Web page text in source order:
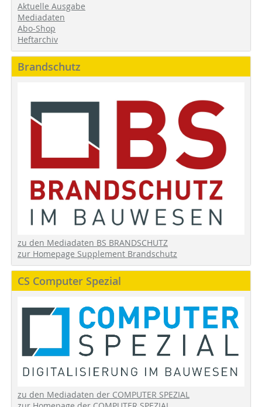
Aktuelle Ausgabe
Mediadaten
Abo-Shop
Heftarchiv
Brandschutz
zu den Mediadaten BS BRANDSCHUTZ
zur Homepage Supplement Brandschutz
CS Computer Spezial
zu den Mediadaten der COMPUTER SPEZIAL